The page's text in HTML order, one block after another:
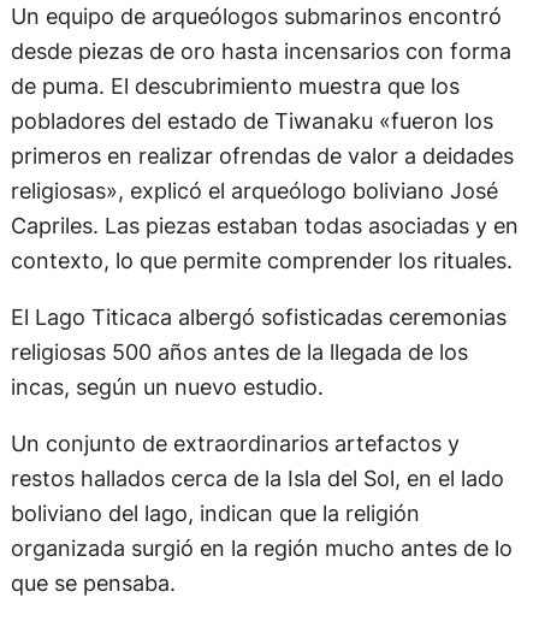
Un equipo de arqueólogos submarinos encontró
desde piezas de oro hasta incensarios con forma
de puma. El descubrimiento muestra que los
pobladores del estado de Tiwanaku «fueron los
primeros en realizar ofrendas de valor a deidades
religiosas», explicó el arqueólogo boliviano José
Capriles. Las piezas estaban todas asociadas y en
contexto, lo que permite comprender los rituales.
El Lago Titicaca albergó sofisticadas ceremonias
religiosas 500 años antes de la llegada de los
incas, según un nuevo estudio.
Un conjunto de extraordinarios artefactos y
restos hallados cerca de la Isla del Sol, en el lado
boliviano del lago, indican que la religión
organizada surgió en la región mucho antes de lo
que se pensaba.